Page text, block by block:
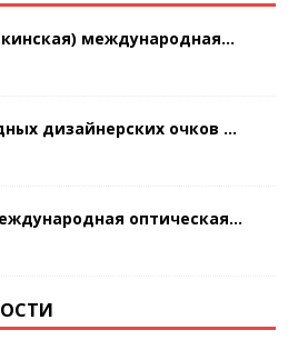
международная...
дизайнерских очков ...
оптическая...